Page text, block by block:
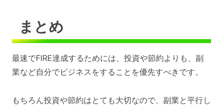
まとめ
最速でFIRE達成するためには、投資や節約よりも、副
業など自分でビジネスをすることを優先すべきです。
もちろん投資や節約はとても大切なので、副業と平行し